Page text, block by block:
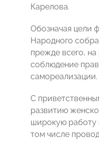
Карелова.
Обозначая цели
Народного
прежде всего,
соблюдение
самореализации.
С
развитию
широкую работу
том числе